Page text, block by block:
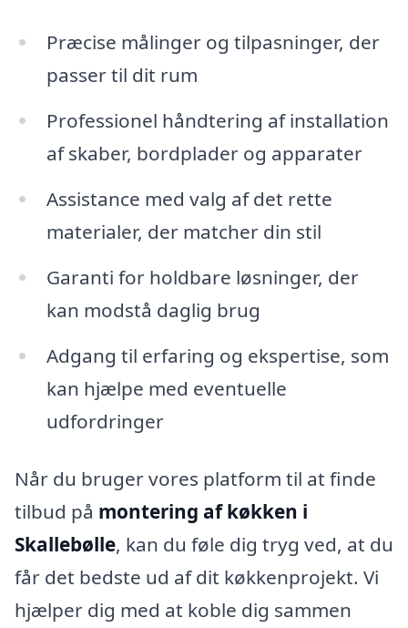
Præcise målinger og tilpasninger, der
passer til dit rum
Professionel håndtering af installation
af skaber, bordplader og apparater
Assistance med valg af det rette
materialer, der matcher din stil
Garanti for holdbare løsninger, der
kan modstå daglig brug
Adgang til erfaring og ekspertise, som
kan hjælpe med eventuelle
udfordringer
Når du bruger vores platform til at finde
tilbud på montering af køkken i
Skallebølle, kan du føle dig tryg ved, at du
får det bedste ud af dit køkkenprojekt. Vi
hjælper dig med at koble dig sammen